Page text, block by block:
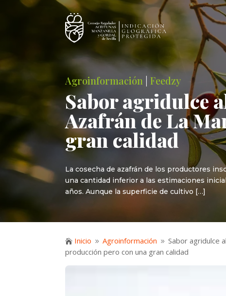
Agroinformación |Feedzy
Sabor agridulce
Azafrán de La
gran calidad
La cosecha de azafrán de los productores
una cantidad inferior a las estimaciones
años. Aunque la superficie de cultivo […]
 Inicio 9 Agroinformación 9 Sabor agridulce
producción pero con una gran calidad